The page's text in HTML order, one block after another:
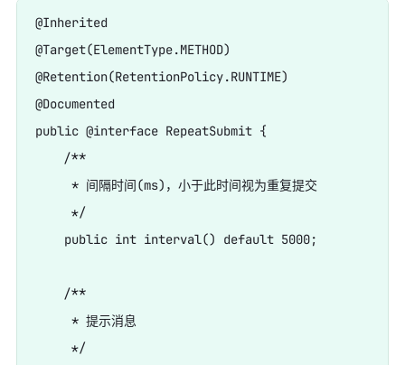
@Inherited
@Target(ElementType.METHOD)
@Retention(RetentionPolicy.RUNTIME)
@Documented
public @interface RepeatSubmit {
    /**
     * 间隔时间(ms)，小于此时间视为重复提交
     */
    public int interval() default 5000;
    /**
     * 提示消息
     */